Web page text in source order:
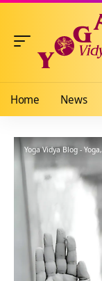
Home News
Yoga Vidya Blog -